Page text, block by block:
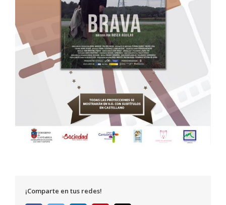
¡Comparte en tus redes!